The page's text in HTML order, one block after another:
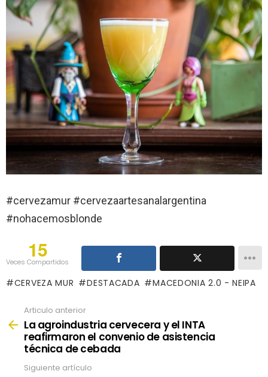
#cervezamur #cervezaartesanalargentina
#nohacemosblonde
15
Veces Compartidos
CERVEZA MUR DESTACADA MACEDONIA 2.0 - NEIPA
more
Articulo anterior
La agroindustria cervecera y el INTA
reafirmaron el convenio de asistencia
técnica de cebada
Siguiente artículo